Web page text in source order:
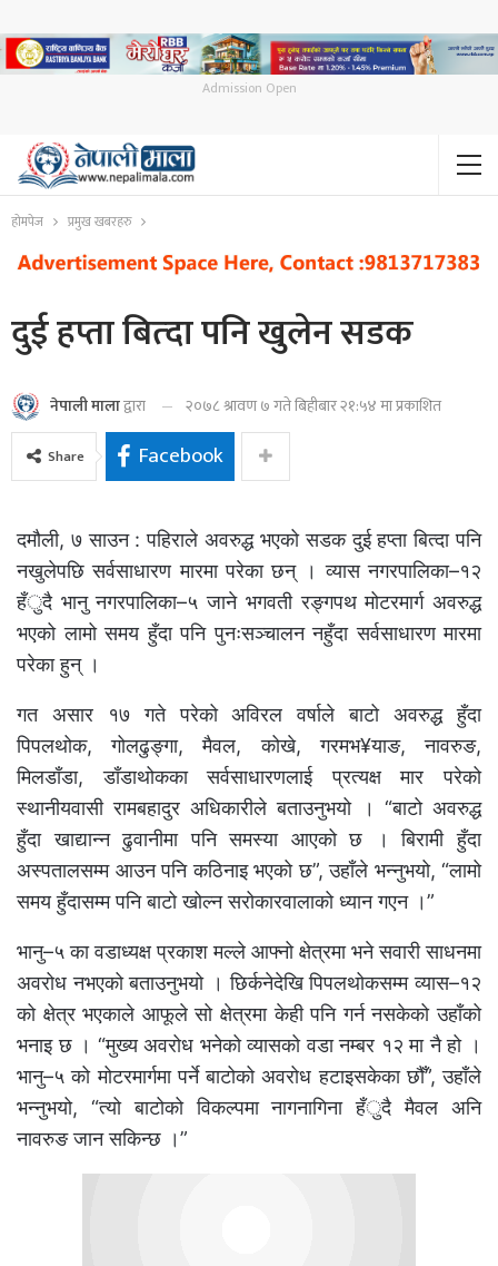
Admission Open
होमपेज प्रमुख खबरहरु
दुई हप्ता बित्दा पनि खुलेन सडक
नेपाली मालाद्वारा २०७८ श्रावण ७ गते बिहीबार २१:५४ मा प्रकाशित
Share Facebook
दमौली, ७ साउन : पहिराले अवरुद्ध भएको सडक दुई हप्ता बित्दा पनि
नखुलेपछि सर्वसाधारण मारमा परेका छन् । व्यास नगरपालिका–१२
हँुदै भानु नगरपालिका–५ जाने भगवती रङ्गपथ मोटरमार्ग अवरुद्ध
भएको लामो समय हुँदा पनि पुनःसञ्चालन नहुँदा सर्वसाधारण मारमा
परेका हुन् ।
गत असार १७ गते परेको अविरल वर्षाले बाटो अवरुद्ध हुँदा
पिपलथोक, गोलढुङ्गा, मैवल, कोखे, गरमभ¥याङ, नावरुङ,
मिलडाँडा, डाँडाथोकका सर्वसाधारणलाई प्रत्यक्ष मार परेको
स्थानीयवासी रामबहादुर अधिकारीले बताउनुभयो । “बाटो अवरुद्ध
हुँदा खाद्यान्न ढुवानीमा पनि समस्या आएको छ । बिरामी हुँदा
अस्पतालसम्म आउन पनि कठिनाइ भएको छ”, उहाँले भन्नुभयो, “लामो
समय हुँदासम्म पनि बाटो खोल्न सरोकारवालाको ध्यान गएन ।”
भानु–५ का वडाध्यक्ष प्रकाश मल्ले आफ्नो क्षेत्रमा भने सवारी साधनमा
अवरोध नभएको बताउनुभयो । छिर्कनेदेखि पिपलथोकसम्म व्यास–१२
को क्षेत्र भएकाले आफूले सो क्षेत्रमा केही पनि गर्न नसकेको उहाँको
भनाइ छ । “मुख्य अवरोध भनेको व्यासको वडा नम्बर १२ मा नै हो ।
भानु–५ को मोटरमार्गमा पर्ने बाटोको अवरोध हटाइसकेका छौँ”, उहाँले
भन्नुभयो, “त्यो बाटोको विकल्पमा नागनागिना हँुदै मैवल अनि
नावरुङ जान सकिन्छ ।”